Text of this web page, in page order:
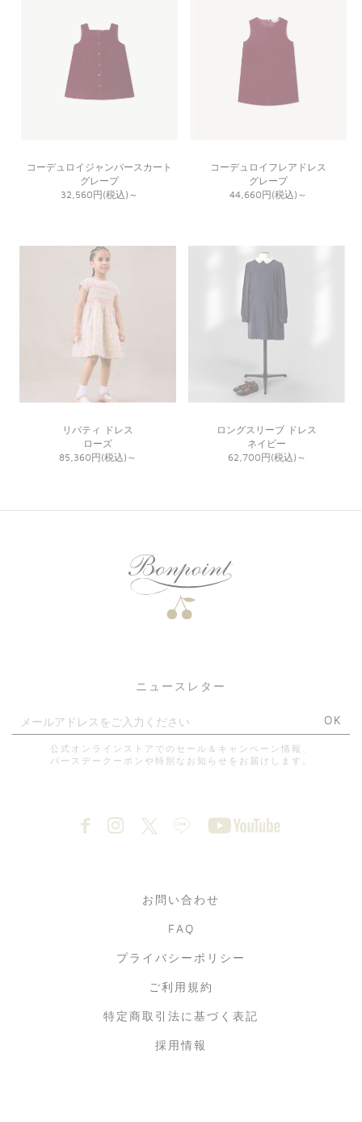
コーデュロイジャンパースカート
グレープ
32,560円(税込) ～
コーデュロイフレアドレス
グレープ
44,660円(税込) ～
リバティ ドレス
ローズ
85,360円(税込) ～
ロングスリーブ ドレス
ネイビー
62,700円(税込) ～
お問い合わせ
FAQ
プライバシーポリシー
ご利用規約
特定商取引法に基づく表記
採用情報
ニュースレター
OK
公式オンラインストアでのセール＆キャンペーン情報、
バースデークーポンや特別なお知らせをお届けします。